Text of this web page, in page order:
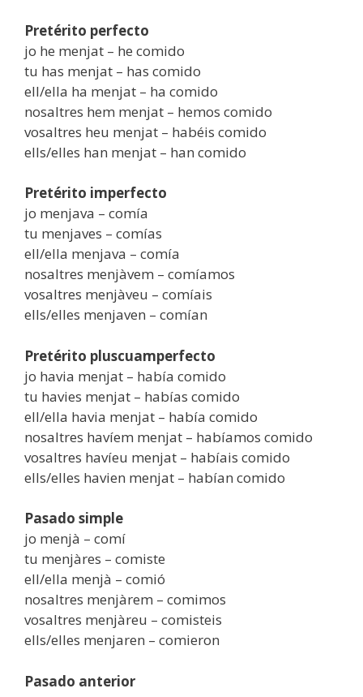
Pretérito perfecto
jo he menjat – he comido
tu has menjat – has comido
ell/ella ha menjat – ha comido
nosaltres hem menjat – hemos comido
vosaltres heu menjat – habéis comido
ells/elles han menjat – han comido
Pretérito imperfecto
jo menjava – comía
tu menjaves – comías
ell/ella menjava – comía
nosaltres menjàvem – comíamos
vosaltres menjàveu – comíais
ells/elles menjaven – comían
Pretérito pluscuamperfecto
jo havia menjat – había comido
tu havies menjat – habías comido
ell/ella havia menjat – había comido
nosaltres havíem menjat – habíamos comido
vosaltres havíeu menjat – habíais comido
ells/elles havien menjat – habían comido
Pasado simple
jo menjà – comí
tu menjàres – comiste
ell/ella menjà – comió
nosaltres menjàrem – comimos
vosaltres menjàreu – comisteis
ells/elles menjaren – comieron
Pasado anterior